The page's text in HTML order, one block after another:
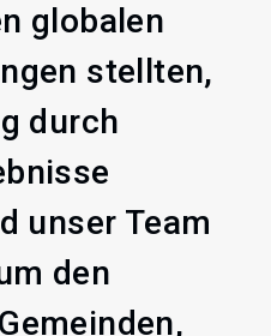
globalen
stellten,
durch
unser Team
den